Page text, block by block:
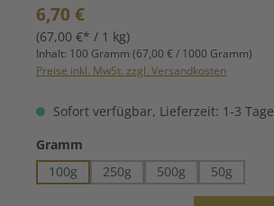
Regulärer Preis:
6,70 €
(67,00 €* / 1 kg)
Inhalt: 100 Gramm (67,00 € / 1000 Gramm)
Preise inkl. MwSt. zzgl. Versandkosten
Sofort verfügbar, Lieferzeit: 1-3 Tage
Gramm
100g
250g 500g 50g